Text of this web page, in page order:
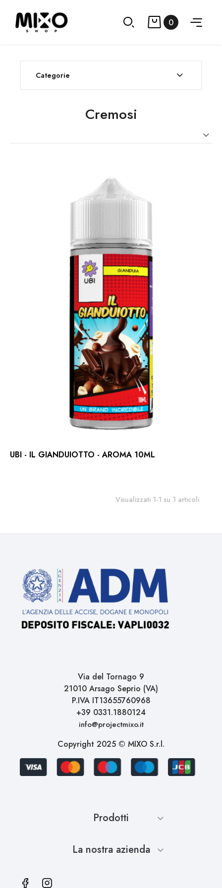
0
Cremosi
UBI - IL GIANDUIOTTO - AROMA 10ML
Visualizzati 1-1 su 1 articoli
Categorie
Via del Tornago 9
21010 Arsago Seprio (VA)
P.IVA IT13655760968
+39 0331.1880124
info@projectmixo.it
Copyright 2025 © MIXO S.r.l.
Prodotti
La nostra azienda